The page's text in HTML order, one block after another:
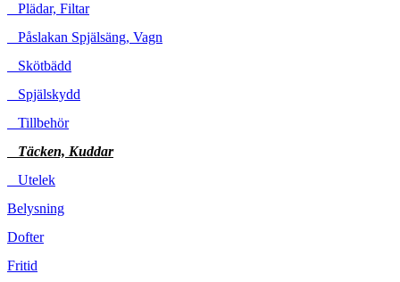
Plädar, Filtar
Påslakan Spjälsäng, Vagn
Skötbädd
Spjälskydd
Tillbehör
Täcken, Kuddar
Utelek
Belysning
Dofter
Fritid